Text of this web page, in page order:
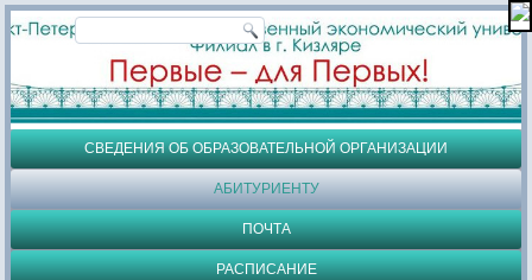
СВЕДЕНИЯ ОБ ОБРАЗОВАТЕЛЬНОЙ ОРГАНИЗАЦИИ
АБИТУРИЕНТУ
ПОЧТА
РАСПИСАНИЕ